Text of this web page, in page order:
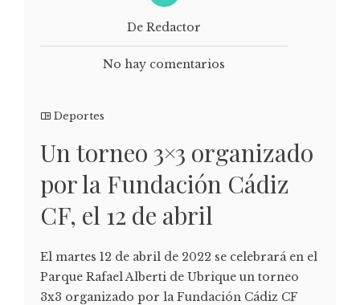
De Redactor
No hay comentarios
Deportes
Un torneo 3×3 organizado
por la Fundación Cádiz
CF, el 12 de abril
El martes 12 de abril de 2022 se celebrará en el
Parque Rafael Alberti de Ubrique un torneo
3x3 organizado por la Fundación Cádiz CF